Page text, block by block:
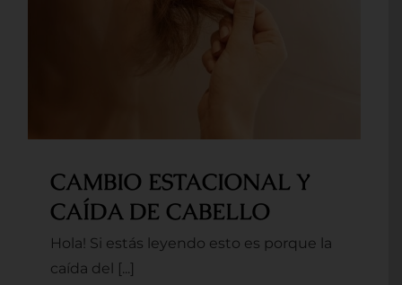
CAMBIO ESTACIONAL Y
CAÍDA DE CABELLO
CAMBIO ESTACIONAL Y
CAÍDA DE CABELLO
Hola! Si estás leyendo esto es porque la
caída del [...]